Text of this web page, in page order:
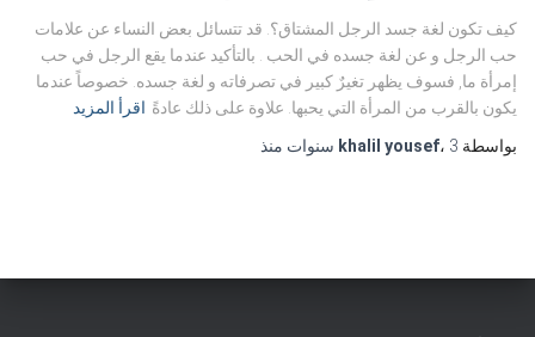
كيف تكون لغة جسد الرجل المشتاق؟. قد تتسائل بعض النساء عن علامات
حب الرجل و عن لغة جسده في الحب . بالتأكيد عندما يقع الرجل في حب
إمرأة ما, فسوف يظهر تغيرٌ كبير في تصرفاته و لغة جسده. خصوصاً عندما
يكون بالقرب من المرأة التي يحبها. علاوة على ذلك عادةً اقرأ المزيد
بواسطة
khalil yousef، 3 سنوات منذ